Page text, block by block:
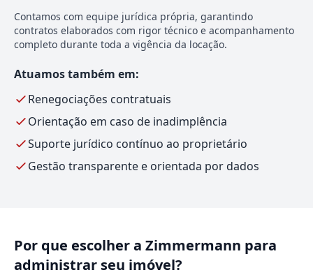
Contamos com equipe jurídica própria, garantindo
contratos elaborados com rigor técnico e acompanhamento
completo durante toda a vigência da locação.
Atuamos também em:
Renegociações contratuais
Orientação em caso de inadimplência
Suporte jurídico contínuo ao proprietário
Gestão transparente e orientada por dados
Por que escolher a Zimmermann para
administrar seu imóvel?